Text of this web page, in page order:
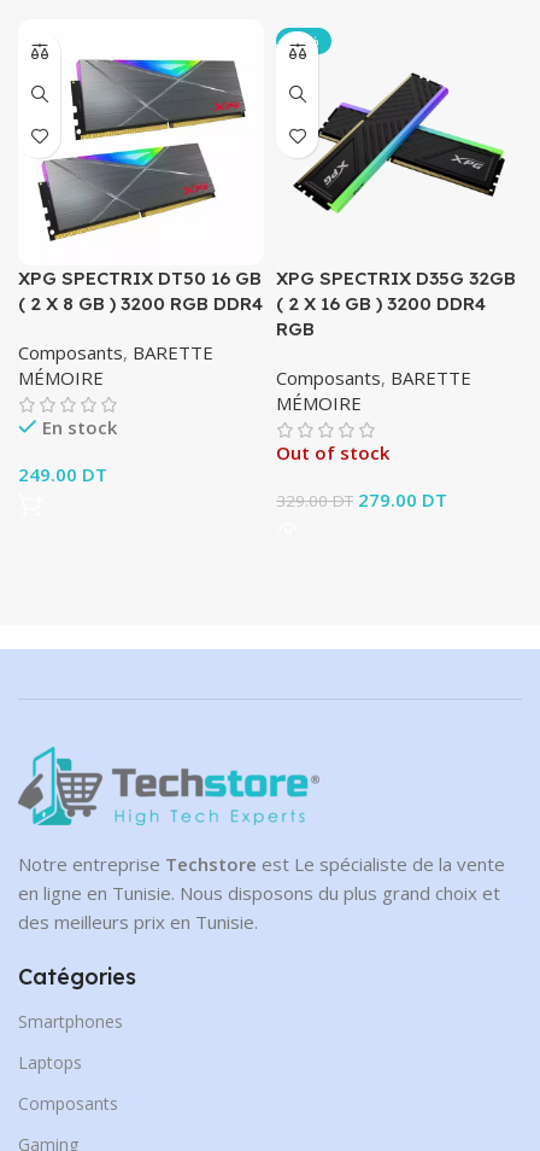
XPG SPECTRIX DT50 16 GB
( 2 X 8 GB ) 3200 RGB DDR4
Composants, BARETTE
MÉMOIRE
En stock
249.00 DT
-15%
XPG SPECTRIX D35G 32GB
( 2 X 16 GB ) 3200 DDR4
RGB
Composants, BARETTE
MÉMOIRE
Out of stock
329.00DT Le prix initial était :
279.00 DT
Notre entreprise Techstore est Le spécialiste de la vente
en ligne en Tunisie. Nous disposons du plus grand choix et
des meilleurs prix en Tunisie.
Catégories
Smartphones
Laptops
Composants
Gaming